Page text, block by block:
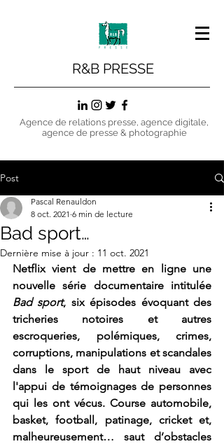
R&B PRESSE
Agence de relations presse, agence digitale,
agence de presse & photographie
Post
Bad sport…
Pascal Renauldon
8 oct. 2021 6 min de lecture
Dernière mise à jour : 11 oct. 2021
Netflix vient de mettre en ligne une
Bad sport, six épisodes évoquant des
tricheries notoires et autres
escroqueries, polémiques, crimes,
corruptions, manipulations et scandales
dans le sport de haut niveau avec
l'appui de témoignages de personnes
qui les ont vécus. Course automobile,
basket, football, patinage, cricket et,
malheureusement… saut d’obstacles